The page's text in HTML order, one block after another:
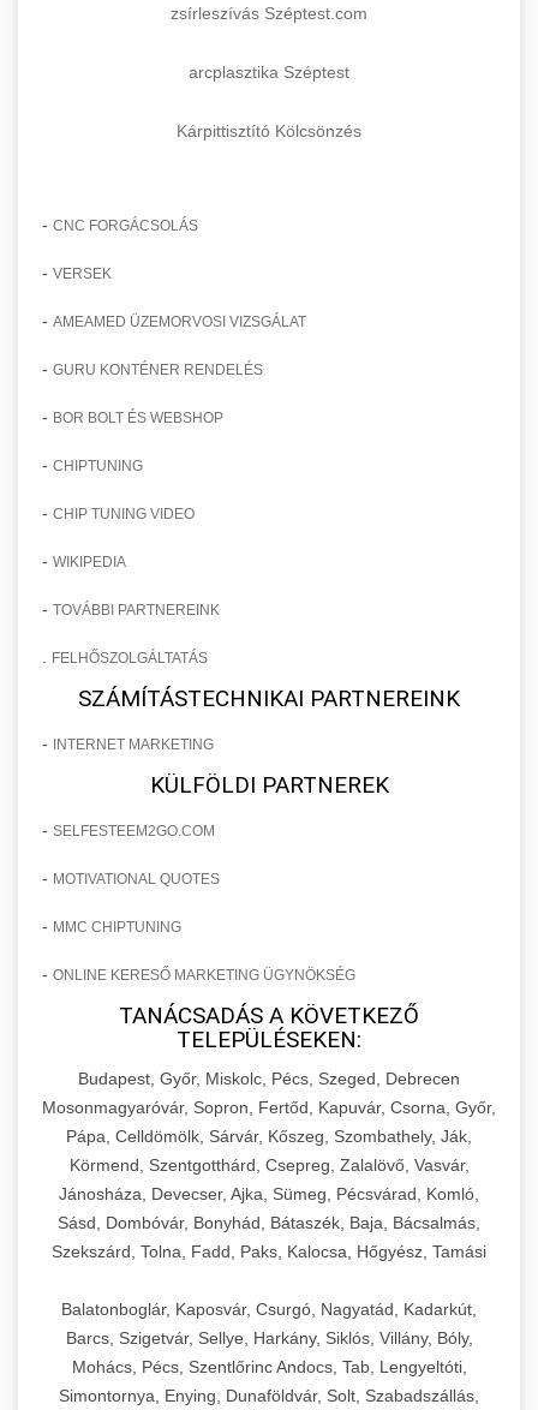
zsírleszívás Széptest.com
arcplasztika Széptest
Kárpittisztító Kölcsönzés
- CNC FORGÁCSOLÁS
- VERSEK
- AMEAMED ÜZEMORVOSI VIZSGÁLAT
- GURU KONTÉNER RENDELÉS
- BOR BOLT ÉS WEBSHOP
- CHIPTUNING
- CHIP TUNING VIDEO
- WIKIPEDIA
- TOVÁBBI PARTNEREINK
FELHŐSZOLGÁLTATÁS
SZÁMÍTÁSTECHNIKAI PARTNEREINK
- INTERNET MARKETING
KÜLFÖLDI PARTNEREK
- SELFESTEEM2GO.COM
- MOTIVATIONAL QUOTES
- MMC CHIPTUNING
- ONLINE KERESŐ MARKETING ÜGYNÖKSÉG
TANÁCSADÁS A KÖVETKEZŐ
TELEPÜLÉSEKEN:
Budapest, Győr, Miskolc, Pécs, Szeged, Debrecen
Mosonmagyaróvár, Sopron, Fertőd, Kapuvár, Csorna, Győr,
Pápa, Celldömölk, Sárvár, Kőszeg, Szombathely, Ják,
Körmend, Szentgotthárd, Csepreg, Zalalövő, Vasvár,
Jánosháza, Devecser, Ajka, Sümeg, Pécsvárad, Komló,
Sásd, Dombóvár, Bonyhád, Bátaszék, Baja, Bácsalmás,
Szekszárd, Tolna, Fadd, Paks, Kalocsa, Hőgyész, Tamási
Balatonboglár, Kaposvár, Csurgó, Nagyatád, Kadarkút,
Barcs, Szigetvár, Sellye, Harkány, Siklós, Villány, Bóly,
Mohács, Pécs, Szentlőrinc Andocs, Tab, Lengyeltóti,
Simontornya, Enying, Dunaföldvár, Solt, Szabadszállás,